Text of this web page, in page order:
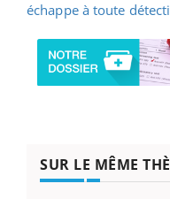
échappe à toute
SUR LE MÊME